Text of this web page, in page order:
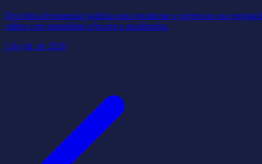
Descubra ferramentas práticas para monitorar e gerenciar sua
online com estratégias eficazes e atualizadas.
3 de jul. de 2026